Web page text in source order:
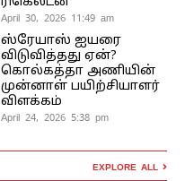
April 30, 2026 11:49 am
ஸ்ரேயாஸ் ஐயரை
விடுவித்தது ஏன்?
கொல்கத்தா அணியின்
முன்னாள் பயிற்சியாளர்
விளக்கம்
April 24, 2026 5:38 pm
EXPLORE ALL